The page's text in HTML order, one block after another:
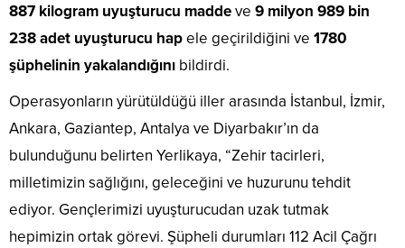
887 kilogram uyuşturucu maddeve 9 milyon 989 bin
238 adet uyuşturucu hapele geçirildiğini ve 1780
şüphelinin yakalandığını bildirdi.
Operasyonların yürütüldüğü iller arasında İstanbul, İzmir,
Ankara, Gaziantep, Antalya ve Diyarbakır’ın da
bulunduğunu belirten Yerlikaya, “Zehir tacirleri,
milletimizin sağlığını, geleceğini ve huzurunu tehdit
ediyor. Gençlerimizi uyuşturucudan uzak tutmak
hepimizin ortak görevi. Şüpheli durumları 112 Acil Çağrı